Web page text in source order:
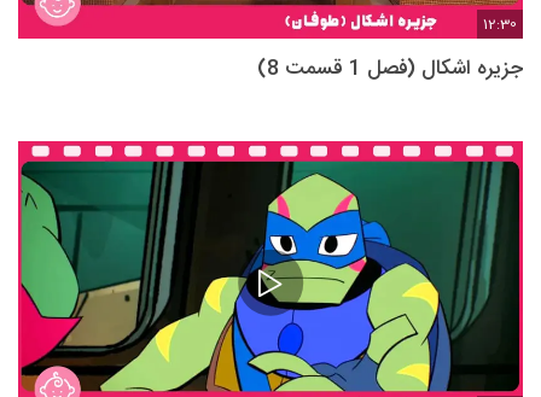
12:30
جزیره اشکال (فصل 1 قسمت 8)